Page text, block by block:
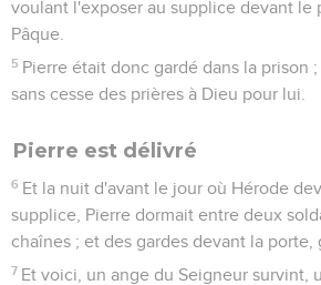
voulant l'exposer au supplice devant le
Pâque.
5 Pierre était donc gardé dans la prison
sans cesse des prières à Dieu pour lui.
Pierre est délivré
6 Et la nuit d'avant le jour où Hérode
supplice, Pierre dormait entre deux
chaînes ; et des gardes devant la porte,
7 Et voici, un ange du Seigneur survint,